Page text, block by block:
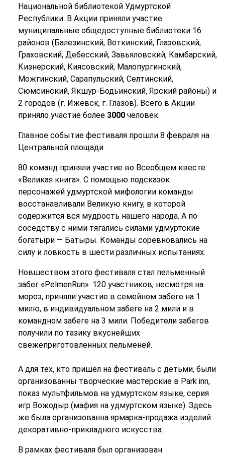
Национальной библиотекой Удмуртской
Республики. В Акции приняли участие
муниципальные общедоступные библиотеки 16
районов (Балезинский, Воткинский, Глазовский,
Граховский, Дебесский, Завьяловский, Камбарский,
Кизнерский, Киясовский, Малопургинский,
Можгинский, Сарапульский, Селтинский,
Сюмсинский, Якшур-Бодьинский, Ярский районы) и
2 городов (г. Ижевск, г. Глазов). Всего в Акции
приняло участие более 3000 человек.
Главное событие фестиваля прошли 8 февраля на
Центральной площади.
80 команд приняли участие во Всеобщем квесте
«Великая книга». С помощью подсказок
персонажей удмуртской мифологии команды
восстанавливали Великую книгу, в которой
содержится вся мудрость нашего народа. А по
соседству с ними тягались силами удмуртские
богатыри — Батыры. Команды соревновались на
силу и ловкость в шести различных испытаниях.
Новшеством этого фестиваля стал пельменный
забег «PelmenRun». 120 участников, несмотря на
мороз, приняли участие в семейном забеге на 1
милю, в индивидуальном забеге на 2 мили и в
командном забеге на 3 мили. Победители забегов
получили по тазику вкуснейших
свежеприготовленных пельменей.
А для тех, кто пришёл на фестиваль с детьми, были
организованны творческие мастерские в Park inn,
показ мультфильмов на удмуртском языке, серия
игр Вожодыр (мафия на удмуртском языке). Здесь
же была организованна ярмарка-продажа изделий
декоративно-прикладного искусства.
В рамках фестиваля был организован